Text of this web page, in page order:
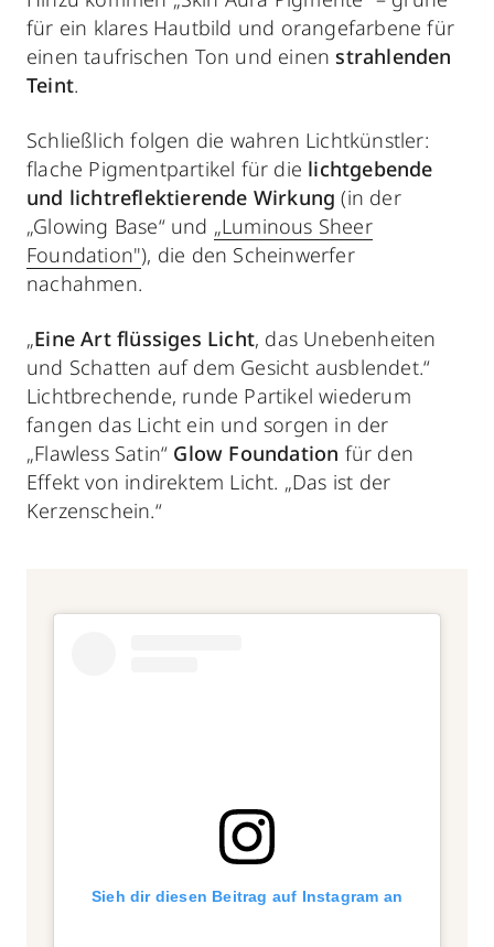
für ein klares Hautbild und orangefarbene für
einen taufrischen Ton und einen strahlenden
Teint.
Schließlich folgen die wahren Lichtkünstler:
flache Pigmentpartikel für die lichtgebende
und lichtreflektierende Wirkung(in der
„Glowing Base“ und „Luminous Sheer
Foundation"), die den Scheinwerfer
nachahmen.
„Eine Art flüssiges Licht, das Unebenheiten
und Schatten auf dem Gesicht ausblendet.“
Lichtbrechende, runde Partikel wiederum
fangen das Licht ein und sorgen in der
„Flawless Satin“ Glow Foundation für den
Effekt von indirektem Licht. „Das ist der
Kerzenschein.“
Sieh dir diesen Beitrag auf Instagram an